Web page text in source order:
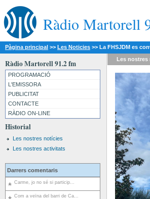
Ràdio Martorell
Pàgina principal >> Les Noticies >> La FHSJDM es
Ràdio Martorell 91.2 fm
PROGRAMACIÓ
L'EMISSORA
PUBLICITAT
CONTACTE
RÀDIO ON-LINE
Historial
Les nostres notícies
Les nostres activitats
Darrers comentaris
Carme, jo no sé si particip...
Com a veïna del barri de Ca...
Les nostres